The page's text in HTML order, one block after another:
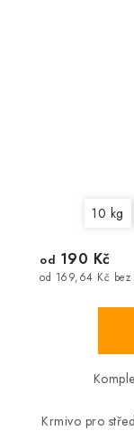
10 kg
od 169,64 Kč bez
od 190 Kč
Krmivo pro